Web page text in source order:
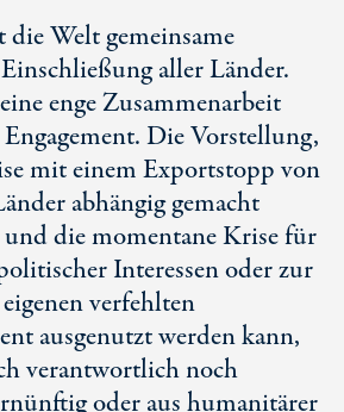
die Welt gemeinsame
aller Länder.
enge Zusammenarbeit
Die Vorstellung,
mit einem Exportstopp von
abhängig gemacht
die momentane Krise für
Interessen oder zur
verfehlten
ausgenutzt werden kann,
verantwortlich noch
oder aus humanitärer